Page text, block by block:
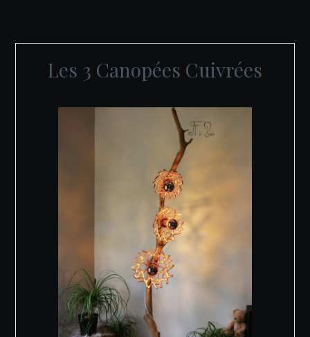
Les 3 Canopées Cuivrées